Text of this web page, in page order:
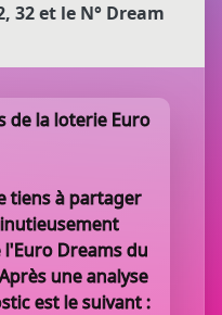
32 et le N° Dream
de la loterie Euro
tiens à partager
Dreams du
une analyse
est le suivant :